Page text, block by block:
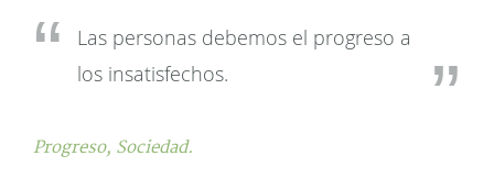
Las personas debemos el progreso a
los insatisfechos.
Progreso, Sociedad.